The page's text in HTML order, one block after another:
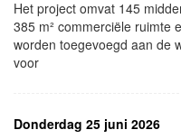
Het project omvat 145
385 m² commerciële ruimte
worden toegevoegd aan de
voor
Donderdag 25 juni 2026